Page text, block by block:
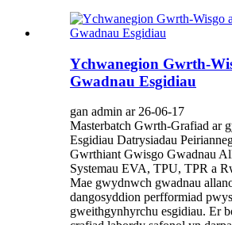
Ychwanegion Gwrth-
Gwadnau Esgidiau
gan admin ar 26-06-17
Masterbatch Gwrth-Grafiad ar
Esgidiau Datrysiadau
Gwrthiant Gwisgo Gwadnau
Systemau EVA, TPU, TPR a
Mae gwydnwch gwadnau
dangosyddion perfformiad
gweithgynhyrchu esgidiau. Er